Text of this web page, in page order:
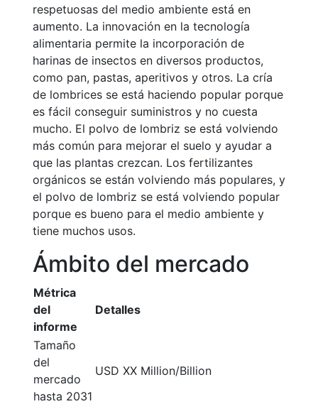
respetuosas del medio ambiente está en
aumento. La innovación en la tecnología
alimentaria permite la incorporación de
harinas de insectos en diversos productos,
como pan, pastas, aperitivos y otros. La cría
de lombrices se está haciendo popular porque
es fácil conseguir suministros y no cuesta
mucho. El polvo de lombriz se está volviendo
más común para mejorar el suelo y ayudar a
que las plantas crezcan. Los fertilizantes
orgánicos se están volviendo más populares, y
el polvo de lombriz se está volviendo popular
porque es bueno para el medio ambiente y
tiene muchos usos.
Ámbito del mercado
Métrica
del
informe
Detalles
Tamaño
del
mercado
hasta 2031
USD XX Million/Billion